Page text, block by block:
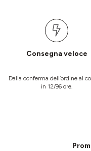
Consegna veloce
Dalla conferma dell’ordine al
in 12/96 ore.